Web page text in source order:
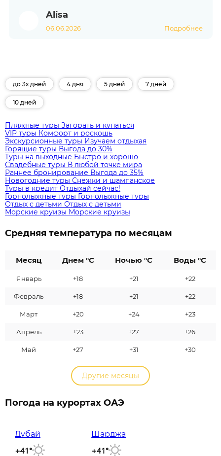
Alisa
06.06.2026 Подробнее
до 3х дней 4 дня 5 дней 7 дней
10 дней
Пляжные туры Загорать и купаться
VIP туры Комфорт и роскошь
Экскурсионные туры Изучаем отдыхая
Горящие туры Выгода до 30%
Туры на выходные Быстро и хорошо
Свадебные туры В любой точке мира
Раннее бронирование Выгода до 35%
Новогодние туры Снежки и шампанское
Туры в кредит Отдыхай сейчас!
Горнолыжные туры Горнолыжные туры
Отдых с детьми Отдых с детьми
Морские круизы Морские круизы
Средняя температура по месяцам
Месяц Днем °C Ночью °C Воды °C
Январь +18 +21 +22
Февраль +18 +21 +22
Март +20 +24 +23
Апрель +23 +27 +26
Май +27 +31 +30
Другие месяцы
Погода на курортах ОАЭ
Дубай
+41°
Шарджа
+41°